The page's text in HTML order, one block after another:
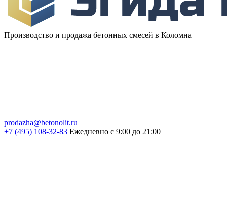
Производство и продажа бетонных смесей в Коломна
prodazha@betonolit.ru
+7 (495) 108-32-83 Ежедневно с 9:00 до 21:00